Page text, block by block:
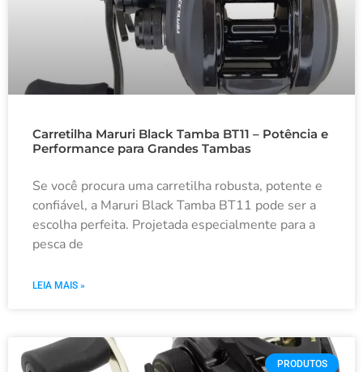
Carretilha Maruri Black Tamba BT11 – Potência e
Performance para Grandes Tambas
Se você procura uma carretilha robusta, potente e
confiável, a Maruri Black Tamba BT11 pode ser a
escolha perfeita. Projetada especialmente para a
pesca de
LEIA MAIS »
PRODUTOS